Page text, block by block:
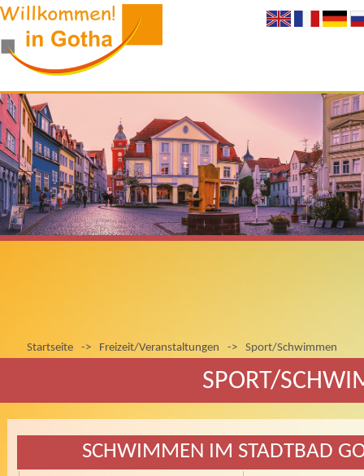
Startseite -> Freizeit/Veranstaltungen -> Sport/Schwimmen
SPORT/
SCHWIMMEN IM STADTBAD